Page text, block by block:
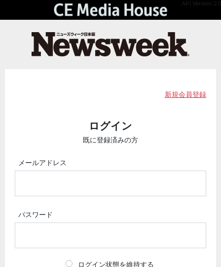
API Version 2.0
新規会員登録
ログイン
既に登録済みの方
メールアドレス
パスワード
ログイン状態を維持する